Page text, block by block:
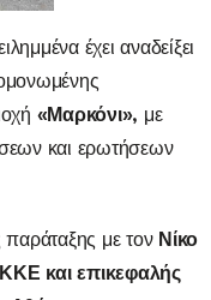
έχει αναδείξει
«Μαρκόνι», με
και ερωτήσεων
παράταξης με τον Νίκο
και επικεφαλής